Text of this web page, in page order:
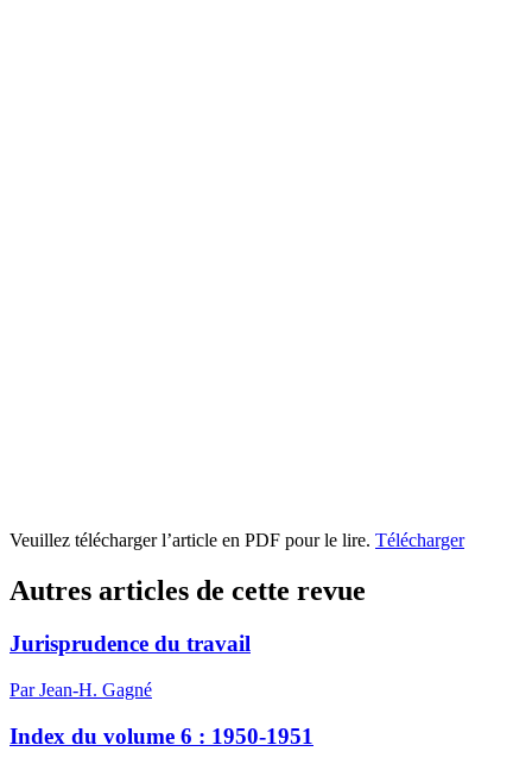
Veuillez télécharger l’article en PDF pour le lire. Télécharger
Autres articles de cette revue
Jurisprudence du travail
Par Jean-H. Gagné
Index du volume 6 : 1950-1951